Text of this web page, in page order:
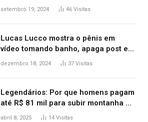
durante confusão no trânsito
setembro 19, 2024 46 Visitas
Lucas Lucco mostra o pênis em
vídeo tomando banho, apaga post e
diz ‘foi mal’
dezembro 18, 2024 37 Visitas
Legendários: Por que homens pagam
até R$ 81 mil para subir montanha e
melhorar casamento?
abril 8, 2025 14 Visitas